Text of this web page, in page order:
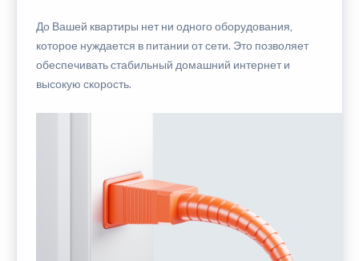
До Вашей квартиры нет ни одного оборудования,
которое нуждается в питании от сети. Это позволяет
обеспечивать стабильный домашний интернет и
высокую скорость.